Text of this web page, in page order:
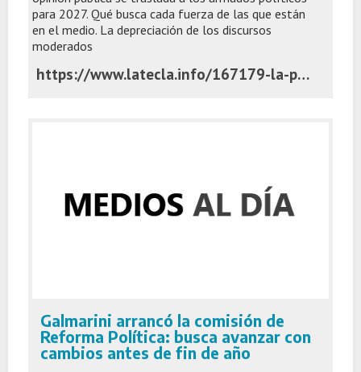
para 2027. Qué busca cada fuerza de las que están
en el medio. La depreciación de los discursos
moderados
https://www.latecla.info/167179-la-politica-imantada-por-los-extremos
Galmarini arrancó la comisión de
Reforma Política: busca avanzar con
cambios antes de fin de año